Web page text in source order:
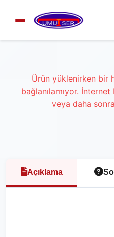
Ürün yüklenirken bir
bağlanılamıyor.
veya daha
Açıklama